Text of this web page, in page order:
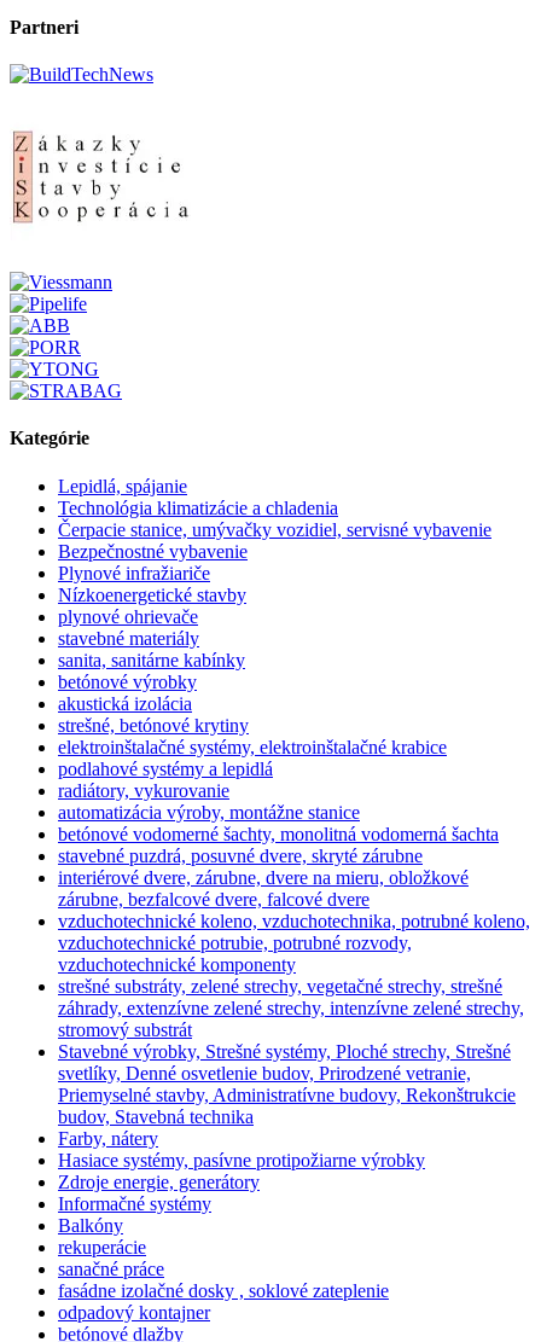
Partneri
Kategórie
Lepidlá, spájanie
Technológia klimatizácie a chladenia
Čerpacie stanice, umývačky vozidiel, servisné vybavenie
Bezpečnostné vybavenie
Plynové infražiariče
Nízkoenergetické stavby
plynové ohrievače
stavebné materiály
sanita, sanitárne kabínky
betónové výrobky
akustická izolácia
strešné, betónové krytiny
elektroinštalačné systémy, elektroinštalačné krabice
podlahové systémy a lepidlá
radiátory, vykurovanie
automatizácia výroby, montážne stanice
betónové vodomerné šachty, monolitná vodomerná šachta
stavebné puzdrá, posuvné dvere, skryté zárubne
interiérové dvere, zárubne, dvere na mieru, obložkové
zárubne, bezfalcové dvere, falcové dvere
vzduchotechnické koleno, vzduchotechnika, potrubné koleno,
vzduchotechnické potrubie, potrubné rozvody,
vzduchotechnické komponenty
strešné substráty, zelené strechy, vegetačné strechy, strešné
záhrady, extenzívne zelené strechy, intenzívne zelené strechy,
stromový substrát
Stavebné výrobky, Strešné systémy, Ploché strechy, Strešné
svetlíky, Denné osvetlenie budov, Prirodzené vetranie,
Priemyselné stavby, Administratívne budovy, Rekonštrukcie
budov, Stavebná technika
Farby, nátery
Hasiace systémy, pasívne protipožiarne výrobky
Zdroje energie, generátory
Informačné systémy
Balkóny
rekuperácie
sanačné práce
fasádne izolačné dosky , soklové zateplenie
odpadový kontajner
betónové dlažby